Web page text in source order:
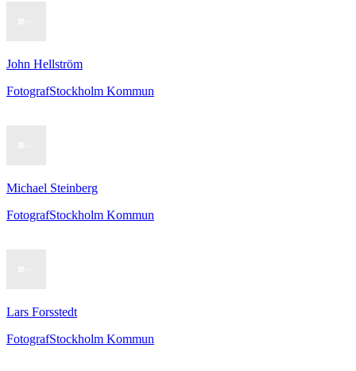
John Hellström
FotografStockholm Kommun
Michael Steinberg
FotografStockholm Kommun
Lars Forsstedt
FotografStockholm Kommun